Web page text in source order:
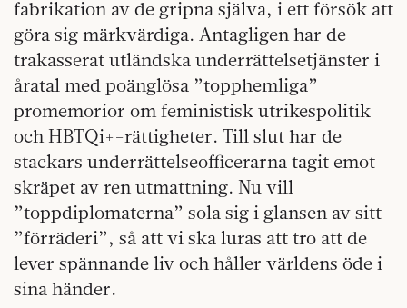
fabrikation av de gripna själva, i ett försök att
göra sig märkvärdiga. Antagligen har de
trakasserat utländska underrättelsetjänster i
åratal med poänglösa ”topphemliga”
promemorior om feministisk utrikespolitik
och HBTQi+-rättigheter. Till slut har de
stackars underrättelseofficerarna tagit emot
skräpet av ren utmattning. Nu vill
”toppdiplomaterna” sola sig i glansen av sitt
”förräderi”, så att vi ska luras att tro att de
lever spännande liv och håller världens öde i
sina händer.